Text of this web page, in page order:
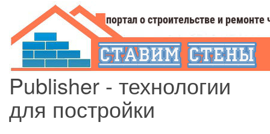
Publisher - технологии
для постройки